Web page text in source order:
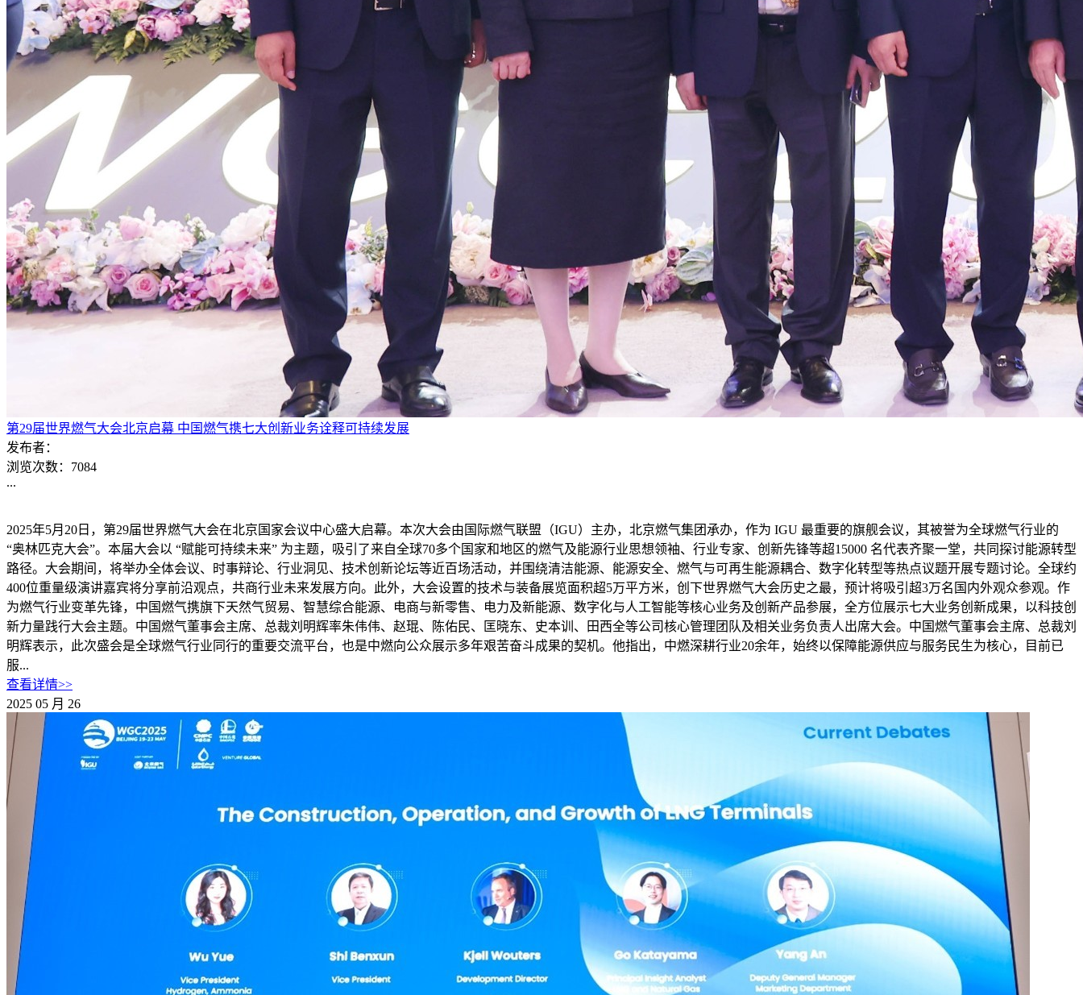
第29届世界燃气大会北京启幕 中国燃气携七大创新业务诠释可持续发展
发布者：
浏览次数： 7084
...
2025年5月20日，第29届世界燃气大会在北京国家会议中心盛大启幕。本次大会由国际燃气联盟（IGU）主办，北京燃气集团承办，作为 IGU 最重要的旗舰会议，其被誉为全球燃气行业的
“奥林匹克大会”。本届大会以 “赋能可持续未来” 为主题，吸引了来自全球70多个国家和地区的燃气及能源行业思想领袖、行业专家、创新先锋等超15000 名代表齐聚一堂，共同探讨能源转型
路径。大会期间，将举办全体会议、时事辩论、行业洞见、技术创新论坛等近百场活动，并围绕清洁能源、能源安全、燃气与可再生能源耦合、数字化转型等热点议题开展专题讨论。全球约
400位重量级演讲嘉宾将分享前沿观点，共商行业未来发展方向。此外，大会设置的技术与装备展览面积超5万平方米，创下世界燃气大会历史之最，预计将吸引超3万名国内外观众参观。作
为燃气行业变革先锋，中国燃气携旗下天然气贸易、智慧综合能源、电商与新零售、电力及新能源、数字化与人工智能等核心业务及创新产品参展，全方位展示七大业务创新成果，以科技创
新力量践行大会主题。中国燃气董事会主席、总裁刘明辉率朱伟伟、赵琨、陈佑民、匡晓东、史本训、田西全等公司核心管理团队及相关业务负责人出席大会。中国燃气董事会主席、总裁刘
明辉表示，此次盛会是全球燃气行业同行的重要交流平台，也是中燃向公众展示多年艰苦奋斗成果的契机。他指出，中燃深耕行业20余年，始终以保障能源供应与服务民生为核心，目前已
服...
查看详情>>
2025 05 月 26